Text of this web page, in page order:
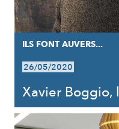
ILS FONT AUVERS...
26/05/2020
Xavier Boggio,